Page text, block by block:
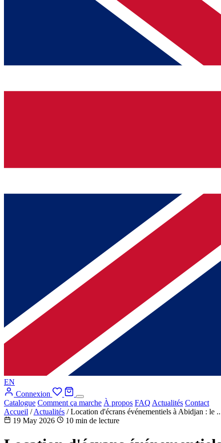
EN
Connexion
Catalogue Comment ça marche À propos FAQ Actualités Contact
Accueil / Actualités / Location d'écrans événementiels à Abidjan : le
19 May 2026
10 min de lecture